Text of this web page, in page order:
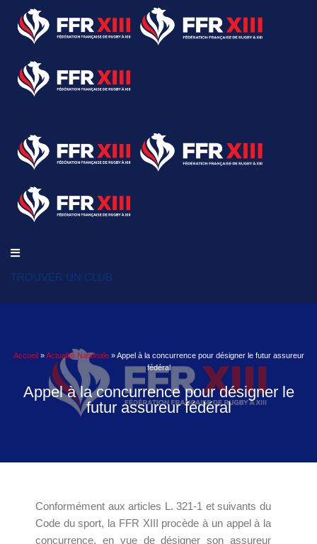
TROUVER UN CLUB
Accueil »Actualité Nationale»Appel à la concurrence pour désigner le futur assureur
fédéral
Appel à la concurrence pour désigner le
futur assureur fédéral
Conformément aux articles L. 321-1 et suivants du
Code du sport, la FFR XIII procède à un appel à la
concurrence, en vue de désigner son assureur